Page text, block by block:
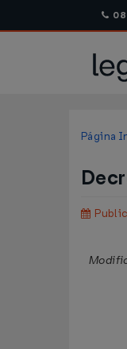
Página